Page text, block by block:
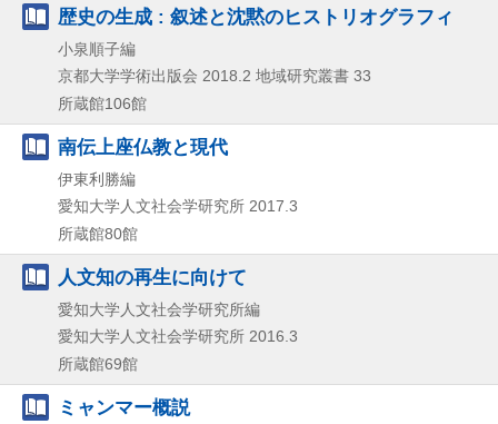
歴史の生成 : 叙述と沈黙のヒストリオグラフィ
小泉順子編
京都大学学術出版会 2018.2 地域研究叢書 33
所蔵館106館
南伝上座仏教と現代
伊東利勝編
愛知大学人文社会学研究所 2017.3
所蔵館80館
人文知の再生に向けて
愛知大学人文社会学研究所編
愛知大学人文社会学研究所 2016.3
所蔵館69館
ミャンマー概説